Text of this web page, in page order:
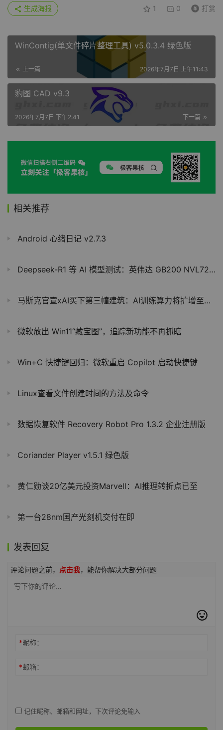
1 0 打赏
生成海报
WinContig(单文件碎片整理工具) v5.0.3.4 绿色版
上一篇 2026年7月7日 上午11:43
豹图 CAD v9.3
下一篇
2026年7月7日 下午2:41
相关推荐
Android 心绪日记 v2.7.3
Deepseek-R1 等 AI 模型测试：英伟达 GB200 NVL72 性能较 HGX 200 提升 10 倍
马斯克官宣xAI买下第三幢建筑：AI训练算力将扩增至近2GW
微软放出 Win11“藏宝图”，追踪新功能不再抓瞎
Win+C 快捷键回归：微软重启 Copilot 启动快捷键
Linux查看文件创建时间的方法及命令
数据恢复软件 Recovery Robot Pro 1.3.2 企业注册版
Coriander Player v1.5.1 绿色版
黄仁勋谈20亿美元投资Marvell：AI推理转折点已至
第一台28nm国产光刻机交付在即
发表回复
评论问题之前， 点击我，能帮你解决大部分问题
*昵称：
*邮箱：
记住昵称、邮箱和网址，下次评论免输入